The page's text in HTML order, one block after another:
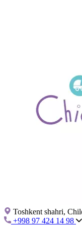
Toshkent shahri,
+998 97 424 14 98